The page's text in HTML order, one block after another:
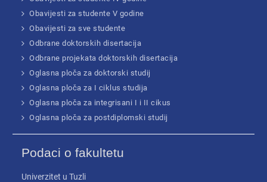
Obavijesti za studente V godine
Obavijesti za sve studente
Odbrane doktorskih disertacija
Odbrane projekata doktorskih disertacija
Oglasna ploča za doktorski studij
Oglasna ploča za I ciklus studija
Oglasna ploča za integrisani I i II cikus
Oglasna ploča za postdiplomski studij
Podaci o fakultetu
Univerzitet u Tuzli